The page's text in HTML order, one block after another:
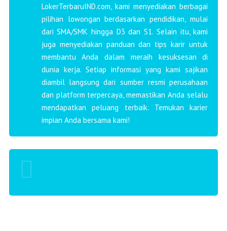
LokerTerbaruIND.com, kami menyediakan berbagai
pilihan lowongan berdasarkan pendidikan, mulai
dari SMA/SMK hingga D3 dan S1. Selain itu, kami
juga menyediakan panduan dan tips karir untuk
membantu Anda dalam meraih kesuksesan di
dunia kerja. Setiap informasi yang kami sajikan
diambil langsung dari sumber resmi perusahaan
dan platform terpercaya, memastikan Anda selalu
mendapatkan peluang terbaik. Temukan karier
impian Anda bersama kami!